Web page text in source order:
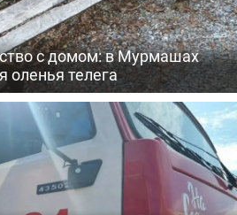
с домом: в Мурмашах
оленья телега